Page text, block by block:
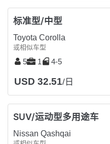
标准型/中型
Toyota Corolla
或相似车型
5 1 4-5
USD 32.51/日
SUV/运动型多用途车
Nissan Qashqai